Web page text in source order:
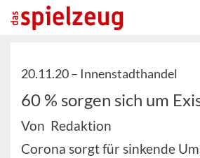
20.11.20 – Innenstadthandel
60 % sorgen sich um
Von Redaktion
Corona sorgt für sinkende